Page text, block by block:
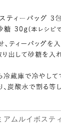
アムルイボス